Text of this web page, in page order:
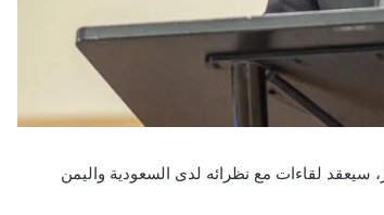
سيعقد لقاءات مع نظرائه لدى السعودية واليمن